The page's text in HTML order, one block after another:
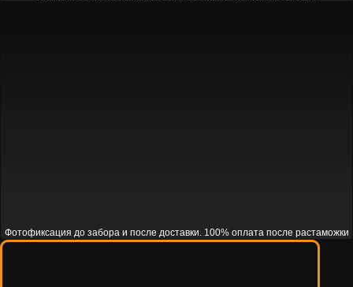
Фотофиксация до забора и после доставки. 100% оплата после растаможки